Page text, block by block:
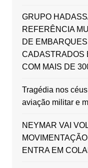
GRUPO
REFERÊNCIA
DE
CADASTRADOS
COM MAIS DE
Tragédia nos
aviação militar e
NEYMAR VAI
ENTRA EM